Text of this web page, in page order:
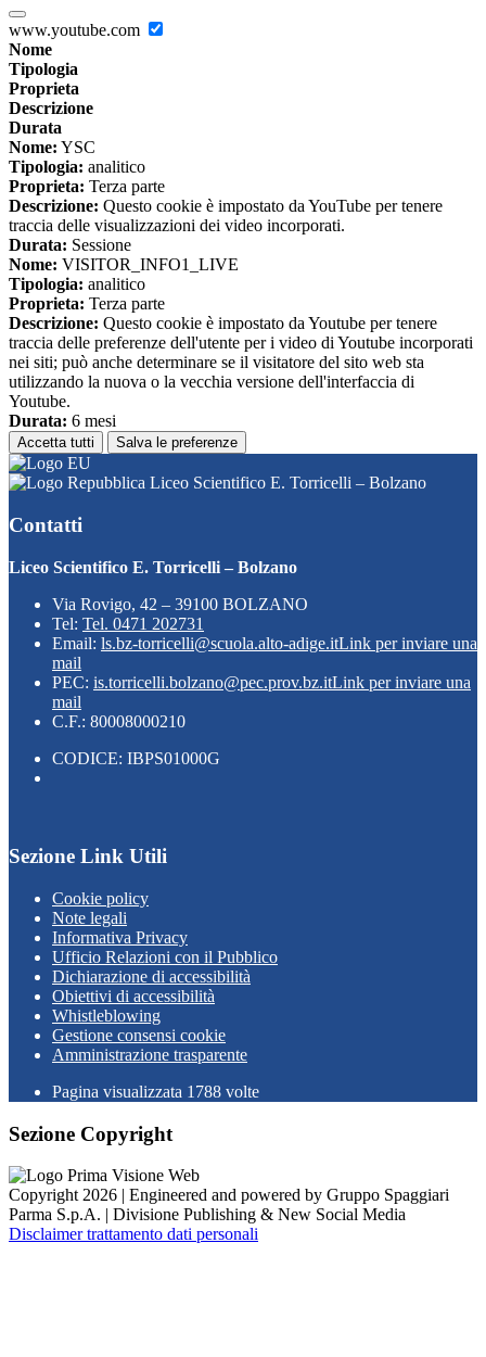
www.youtube.com
Nome
Tipologia
Proprieta
Descrizione
Durata
Nome: YSC
Tipologia: analitico
Proprieta: Terza parte
Descrizione: Questo cookie è impostato da YouTube per tenere
traccia delle visualizzazioni dei video incorporati.
Durata: Sessione
Nome: VISITOR_INFO1_LIVE
Tipologia: analitico
Proprieta: Terza parte
Descrizione: Questo cookie è impostato da Youtube per tenere
traccia delle preferenze dell'utente per i video di Youtube incorporati
nei siti; può anche determinare se il visitatore del sito web sta
utilizzando la nuova o la vecchia versione dell'interfaccia di
Youtube.
Durata: 6 mesi
Accetta tutti Salva le preferenze
Liceo Scientifico E. Torricelli – Bolzano
Contatti
Liceo Scientifico E. Torricelli – Bolzano
Via Rovigo, 42 – 39100 BOLZANO
Tel: Tel. 0471 202731
Email: ls.bz-torricelli@scuola.alto-adige.itLink per inviare una
mail
PEC: is.torricelli.bolzano@pec.prov.bz.itLink per inviare una
mail
C.F.: 80008000210
CODICE: IBPS01000G
Sezione Link Utili
Cookie policy
Note legali
Informativa Privacy
Ufficio Relazioni con il Pubblico
Dichiarazione di accessibilità
Obiettivi di accessibilità
Whistleblowing
Gestione consensi cookie
Amministrazione trasparente
Pagina visualizzata 1788 volte
Sezione Copyright
Copyright 2026 | Engineered and powered by Gruppo Spaggiari
Parma S.p.A. | Divisione Publishing & New Social Media
Disclaimer trattamento dati personali